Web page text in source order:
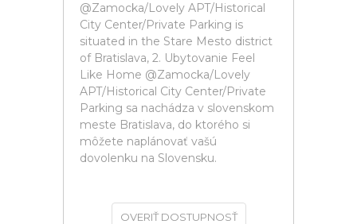
@Zamocka/Lovely APT/Historical
City Center/Private Parking is
situated in the Stare Mesto district
of Bratislava, 2. Ubytovanie Feel
Like Home @Zamocka/Lovely
APT/Historical City Center/Private
Parking sa nachádza v slovenskom
meste Bratislava, do ktorého si
môžete naplánovať vašú
dovolenku na Slovensku.
OVERIŤ DOSTUPNOSŤ